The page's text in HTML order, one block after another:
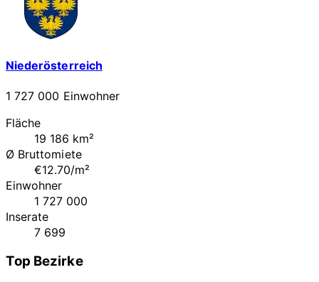
Niederösterreich
1 727 000 Einwohner
Fläche
19 186 km²
Ø Bruttomiete
€12.70/m²
Einwohner
1 727 000
Inserate
7 699
Top Bezirke